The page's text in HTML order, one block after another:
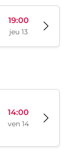
19:00
jeu 13
14:00
ven 14